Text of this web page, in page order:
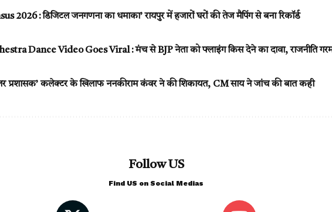
2026 : डिजिटल जनगणना का धमाका’ रायपुर में हजारों घरों की तेज मैपिंग से बना रिकॉर्ड
Dance Video Goes Viral : मंच से BJP नेता को फ्लाइंग किस देने का दावा, राजनीति
प्रशासक’ कलेक्टर के खिलाफ ननकीराम कंवर ने की शिकायत, CM साय ने जांच की बात कही
Follow US
Find US on Social Medias